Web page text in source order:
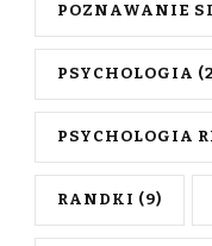
POZNAWANIE
PSYCHOLOGIA
PSYCHOLOGIA
RANDKI (9)